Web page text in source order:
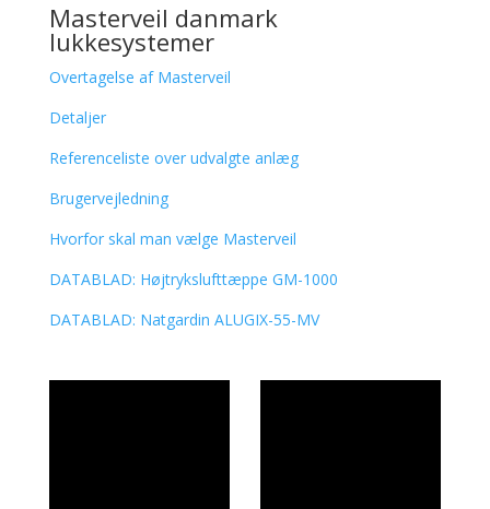
Masterveil danmark
lukkesystemer
Overtagelse af Masterveil
Detaljer
Referenceliste over udvalgte anlæg
Brugervejledning
Hvorfor skal man vælge Masterveil
DATABLAD: Højtrykslufttæppe GM-1000
DATABLAD: Natgardin ALUGIX-55-MV